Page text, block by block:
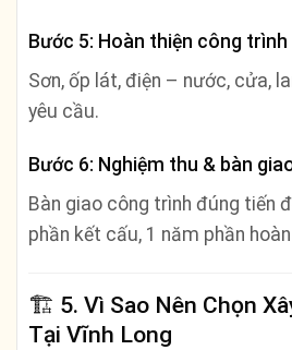
Bước 5: Hoàn thiện công trình
Sơn, ốp lát, điện – nước, cửa,
yêu cầu.
Bước 6: Nghiệm thu & bàn
Bàn giao công trình đúng tiến
phần kết cấu, 1 năm phần
🏗️ 5. Vì Sao Nên Chọn
Tại Vĩnh Long